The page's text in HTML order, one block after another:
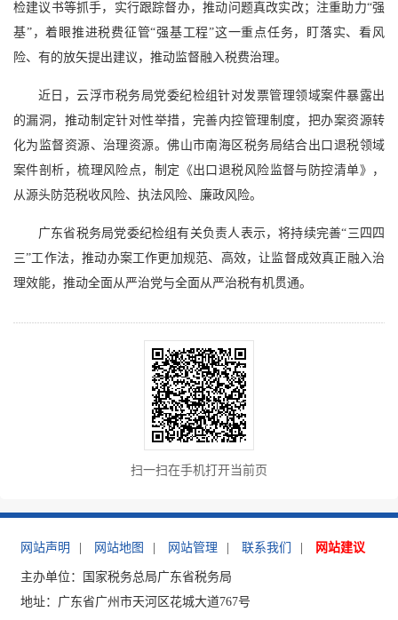
检建议书等抓手，实行跟踪督办，推动问题真改实改；注重助力“强
基”，着眼推进税费征管“强基工程”这一重点任务，盯落实、看风
险、有的放矢提出建议，推动监督融入税费治理。
近日，云浮市税务局党委纪检组针对发票管理领域案件暴露出
的漏洞，推动制定针对性举措，完善内控管理制度，把办案资源转
化为监督资源、治理资源。佛山市南海区税务局结合出口退税领域
案件剖析，梳理风险点，制定《出口退税风险监督与防控清单》，
从源头防范税收风险、执法风险、廉政风险。
广东省税务局党委纪检组有关负责人表示，将持续完善“三四四
三”工作法，推动办案工作更加规范、高效，让监督成效真正融入治
理效能，推动全面从严治党与全面从严治税有机贯通。
扫一扫在手机打开当前页
网站声明 网站地图 网站管理 联系我们 网站建议
主办单位：国家税务总局广东省税务局
地址：广东省广州市天河区花城大道767号